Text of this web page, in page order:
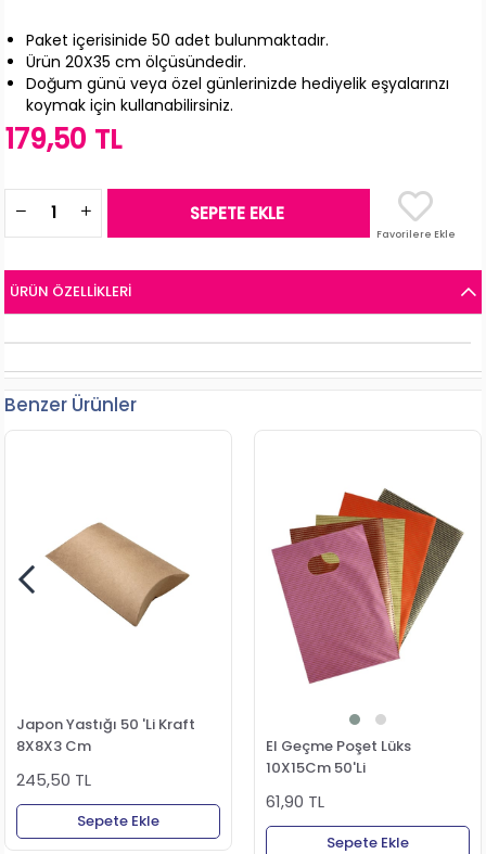
Paket içerisinide 50 adet bulunmaktadır.
Ürün 20X35 cm ölçüsündedir.
Doğum günü veya özel günlerinizde hediyelik eşyalarınzı
koymak için kullanabilirsiniz.
179,50 TL
Favorilere Ekle
ÜRÜN ÖZELLIKLERI
Benzer Ürünler
Japon Yastığı 50 'Li Kraft
8X8X3 Cm
245,50 TL
Sepete Ekle
El Geçme Poşet Lüks
10X15Cm 50'Li
61,90 TL
Sepete Ekle